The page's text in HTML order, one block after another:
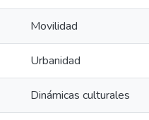
Movilidad
Urbanidad
Dinámicas culturales